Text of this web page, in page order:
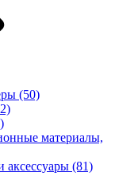
(50)
материалы,
аксессуары (81)